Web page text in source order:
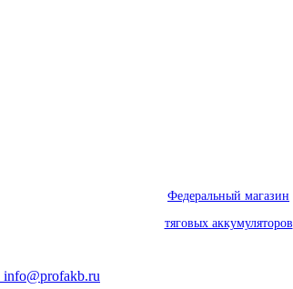
Федеральный магазин
тяговых аккумуляторов
info@profakb.ru